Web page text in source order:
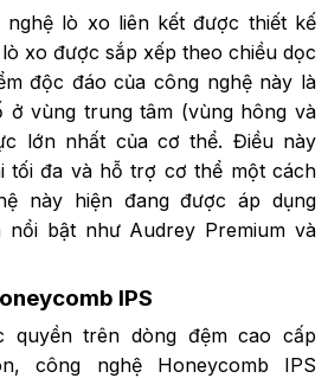
nghệ lò xo liên kết được thiết kế
xo được sắp xếp theo chiều dọc
độc đáo của công nghệ này là
ở vùng trung tâm (vùng hông và
lớn nhất của cơ thể. Điều này
tối đa và hỗ trợ cơ thể một cách
này hiện đang được áp dụng
nổi bật như Audrey Premium và
IPS
quyền trên dòng đệm cao cấp
công nghệ Honeycomb IPS